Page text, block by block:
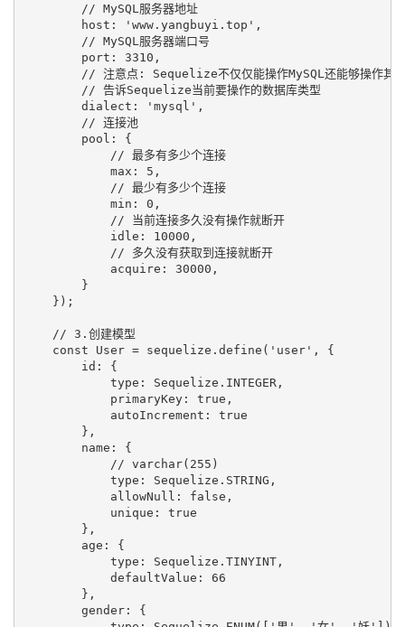
        // MySQL服务器地址
        host: 'www.yangbuyi.top',
        // MySQL服务器端口号
        port: 3310,
// 注意点: Sequelize不仅仅能操作MySQL还能够操作其它
        // 告诉Sequelize当前要操作的数据库类型
        dialect: 'mysql',
        // 连接池
        pool: {
            // 最多有多少个连接
            max: 5,
            // 最少有多少个连接
            min: 0,
            // 当前连接多久没有操作就断开
            idle: 10000,
            // 多久没有获取到连接就断开
            acquire: 30000,
        }
    });
    // 3.创建模型
    const User = sequelize.define('user', {
        id: {
            type: Sequelize.INTEGER,
            primaryKey: true,
            autoIncrement: true
        },
        name: {
            // varchar(255)
            type: Sequelize.STRING,
            allowNull: false,
            unique: true
        },
        age: {
            type: Sequelize.TINYINT,
            defaultValue: 66
        },
        gender: {